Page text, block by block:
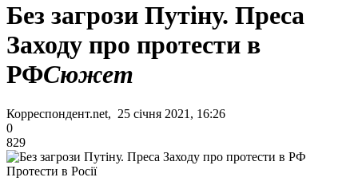
Без загрози Путіну. Преса
Заходу про протести в
РФСюжет
Корреспондент.net, 25 січня 2021, 16:26
0
829
Протести в Росії